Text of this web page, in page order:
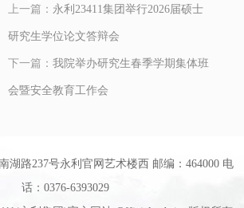
上一篇： 永利23411集团举行2026届硕士
研究生学位论文答辩会
下一篇： 我院举办研究生春季学期集体班
会暨安全教育工作会
湖路237号永利官网艺术楼西 邮编：464000 电
话：0376-6393029